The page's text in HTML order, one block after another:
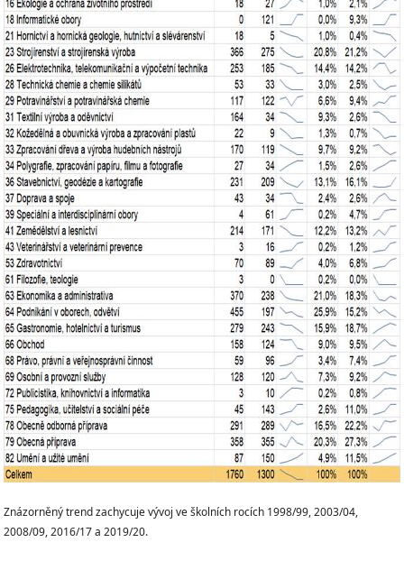
Znázorněný trend zachycuje vývoj ve školních rocích 1998/99, 2003/04,
2008/09, 2016/17 a 2019/20.